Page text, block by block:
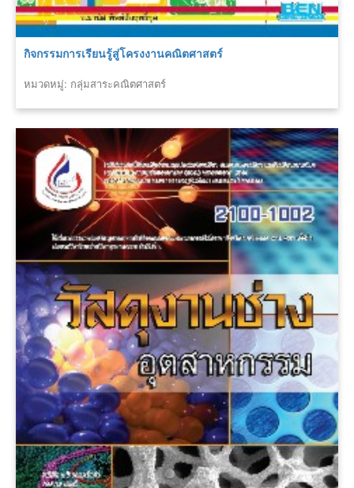
กิจกรรมการเรียนรู้สู่โครงงานคณิตศาสตร์
หมวดหมู่: กลุ่มสาระคณิตศาสตร์